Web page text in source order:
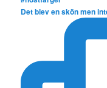
Det blev en skön men